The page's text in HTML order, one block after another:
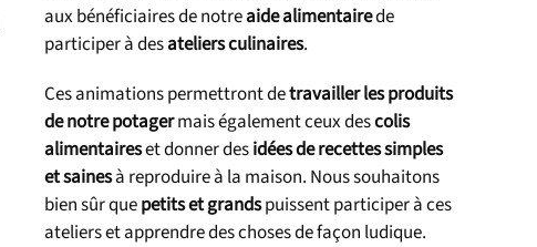
aux bénéficiaires de notreaide alimentairede
participer à desateliers culinaires.
Ces animations permettront detravailler les produits
de notre potagermais également ceux descolis
alimentaireset donner desidées de recettes simples
et sainesà reproduire à la maison. Nous souhaitons
bien sûr quepetits et grandspuissent participer à ces
ateliers et apprendre des choses de façon ludique.